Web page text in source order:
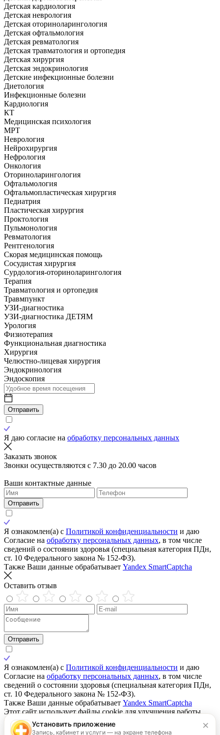
Детская кардиология
Детская неврология
Детская оториноларингология
Детская офтальмология
Детская ревматология
Детская травматология и ортопедия
Детская хирургия
Детская эндокринология
Детские инфекционные болезни
Диетология
Инфекционные болезни
Кардиология
КТ
Медицинская психология
МРТ
Неврология
Нейрохирургия
Нефрология
Онкология
Оториноларингология
Офтальмология
Офтальмопластическая хирургия
Педиатрия
Пластическая хирургия
Проктология
Пульмонология
Ревматология
Рентгенология
Скорая медицинская помощь
Сосудистая хирургия
Сурдология-оториноларингология
Терапия
Травматология и ортопедия
Травмпункт
УЗИ-диагностика
УЗИ-диагностика ДЕТЯМ
Урология
Физиотерапия
Функциональная диагностика
Хирургия
Челюстно-лицевая хирургия
Эндокринология
Эндоскопия
Отправить
Я даю согласие на обработку персональных данных
Заказать звонок
Звонки осуществляются с 7.30 до 20.00 часов
Ваши контактные данные
Отправить
Я ознакомлен(а) с Политикой конфиденциальности и даю
Согласие на обработку персональных данных, в том числе
сведений о состоянии здоровья (специальная категория ПДн,
ст. 10 Федерального закона № 152-ФЗ).
Также Ваши данные обрабатывает Yandex SmartCaptcha
Оставить отзыв
Отправить
Я ознакомлен(а) с Политикой конфиденциальности и даю
Согласие на обработку персональных данных, в том числе
сведений о состоянии здоровья (специальная категория ПДн,
ст. 10 Федерального закона № 152-ФЗ).
Также Ваши данные обрабатывает Yandex SmartCaptcha
Этот сайт использует файлы cookie для улучшения работы,
сбора статистики и обеспечения корректного
функционирования. Нажимая «Согласен», вы даете согласие
Установить приложение
Запись, кабинет и услуги — на экране телефона
×